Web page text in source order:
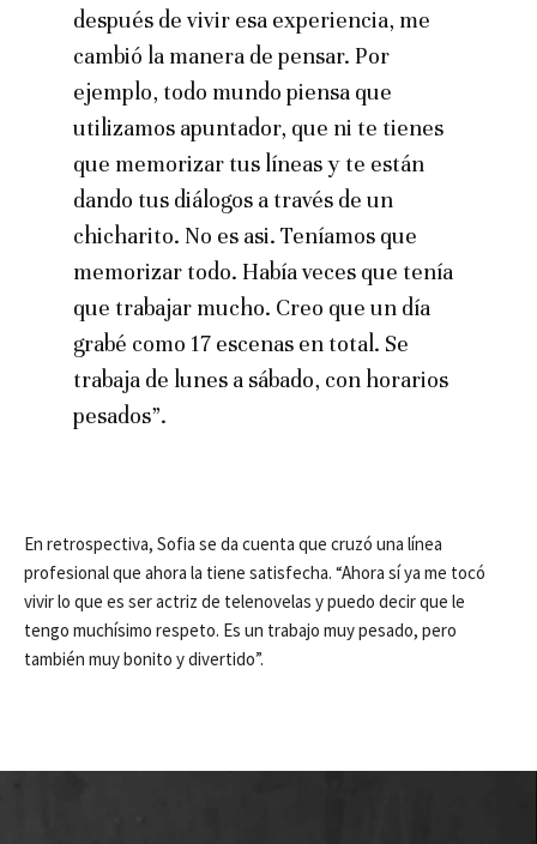
después de vivir esa experiencia, me
cambió la manera de pensar. Por
ejemplo, todo mundo piensa que
utilizamos apuntador, que ni te tienes
que memorizar tus líneas y te están
dando tus diálogos a través de un
chicharito. No es asi. Teníamos que
memorizar todo. Había veces que tenía
que trabajar mucho. Creo que un día
grabé como 17 escenas en total. Se
trabaja de lunes a sábado, con horarios
pesados”.
En retrospectiva, Sofia se da cuenta que cruzó una línea
profesional que ahora la tiene satisfecha. “Ahora sí ya me tocó
vivir lo que es ser actriz de telenovelas y puedo decir que le
tengo muchísimo respeto. Es un trabajo muy pesado, pero
también muy bonito y divertido”.